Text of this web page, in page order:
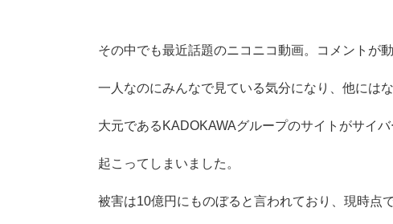
その中でも最近話題のニコニコ動画。コメントが
一人なのにみんなで見ている気分になり、他には
大元であるKADOKAWAグループのサイトがサイ
起こってしまいました。
被害は10億円にものぼると言われており、現時点